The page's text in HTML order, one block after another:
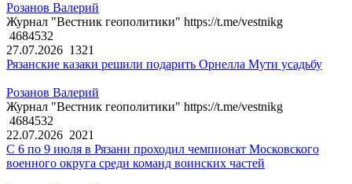
Розанов Валерий
Журнал "Вестник геополитики" https://t.me/vestnikg
4684532
27.07.2026 1321
Рязанские казаки решили подарить Орнелла Мути усадьбу
Розанов Валерий
Журнал "Вестник геополитики" https://t.me/vestnikg
4684532
22.07.2026 2021
С 6 по 9 июля в Рязани проходил чемпионат Московского
военного округа среди команд воинских частей